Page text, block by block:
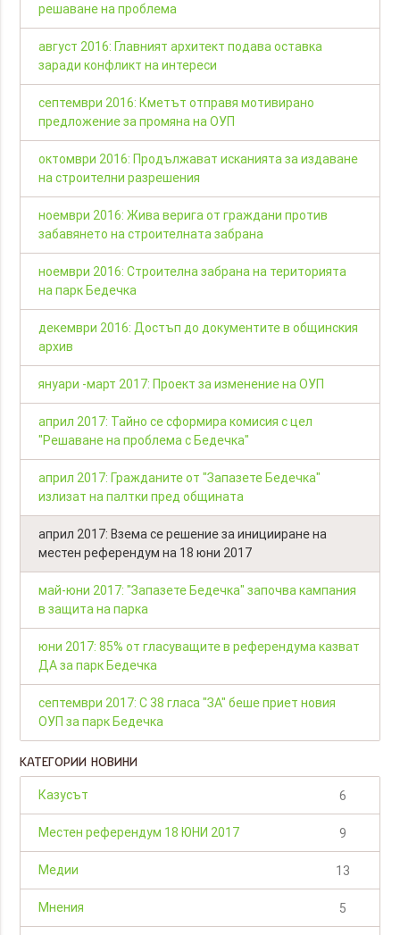
решаване на проблема
август 2016: Главният архитект подава оставка
заради конфликт на интереси
септември 2016: Кметът отправя мотивирано
предложение за промяна на ОУП
октомври 2016: Продължават исканията за издаване
на строителни разрешения
ноември 2016: Жива верига от граждани против
забавянето на строителната забрана
ноември 2016: Строителна забрана на територията
на парк Бедечка
декември 2016: Достъп до документите в общинския
архив
януари -март 2017: Проект за изменение на ОУП
април 2017: Тайно се сформира комисия с цел
"Решаване на проблема с Бедечка"
април 2017: Гражданите от "Запазете Бедечка"
излизат на палтки пред общината
април 2017: Взема се решение за иницииране на
местен референдум на 18 юни 2017
май-юни 2017: "Запазете Бедечка" започва кампания
в защита на парка
юни 2017: 85% от гласуващите в референдума казват
ДА за парк Бедечка
септември 2017: С 38 гласа "ЗА" беше приет новия
ОУП за парк Бедечка
КАТЕГОРИИ НОВИНИ
Казусът 6
Местен референдум 18 ЮНИ 2017 9
Медии 13
Мнения 5